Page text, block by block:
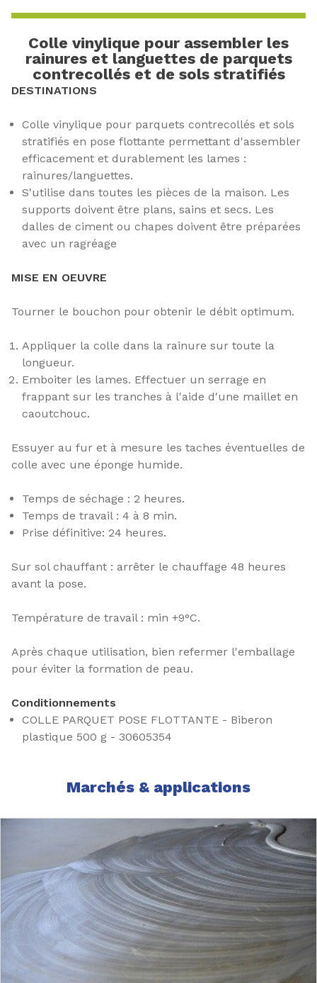
Colle vinylique pour assembler les
rainures et languettes de parquets
contrecollés et de sols stratifiés
DESTINATIONS
Colle vinylique pour parquets contrecollés et sols
stratifiés en pose flottante permettant d'assembler
efficacement et durablement les lames :
rainures/languettes.
S'utilise dans toutes les pièces de la maison. Les
supports doivent être plans, sains et secs. Les
dalles de ciment ou chapes doivent être préparées
avec un ragréage
MISE EN OEUVRE
Tourner le bouchon pour obtenir le débit optimum.
Appliquer la colle dans la rainure sur toute la
longueur.
Emboiter les lames. Effectuer un serrage en
frappant sur les tranches à l'aide d'une maillet en
caoutchouc.
Essuyer au fur et à mesure les taches éventuelles de
colle avec une éponge humide.
Temps de séchage : 2 heures.
Temps de travail : 4 à 8 min.
Prise définitive: 24 heures.
Sur sol chauffant : arrêter le chauffage 48 heures
avant la pose.
Température de travail : min +9°C.
Après chaque utilisation, bien refermer l'emballage
pour éviter la formation de peau.
Conditionnements
COLLE PARQUET POSE FLOTTANTE - Biberon
plastique 500 g - 30605354
Marchés & applications